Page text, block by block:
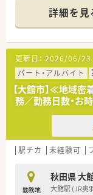
も飛躍が期待
詳細を見
更新日： 2026/06/23
パート・アルバイト
【大館市】≪地域
務／勤務日数・お
駅チカ 未経験可
勤務地
秋田県 大
大館駅 (JR奥